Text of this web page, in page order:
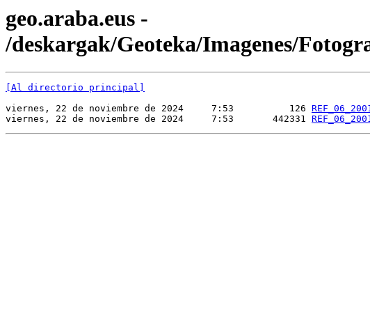
geo.araba.eus -
/deskargak/Geoteka/Imagenes/
[Al directorio principal]
viernes, 22 de noviembre de 2024     7:53          126
viernes, 22 de noviembre de 2024     7:53       442331